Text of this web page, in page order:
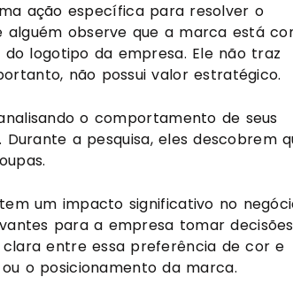
ação específica para resolver o
alguém observe que a marca está
logotipo da empresa. Ele não traz
não possui valor estratégico.
o comportamento de seus
a pesquisa, eles descobrem
um impacto significativo no
para a empresa tomar decisões
entre essa preferência de cor e
o posicionamento da marca.